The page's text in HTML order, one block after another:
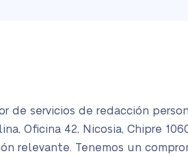
de servicios de redacción
Oficina 42, Nicosia, Chipre
relevante. Tenemos un